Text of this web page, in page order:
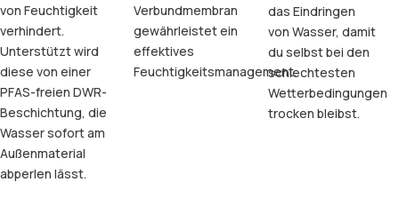
von Feuchtigkeit
verhindert.
Unterstützt wird
diese von einer
PFAS-freien DWR-
Beschichtung, die
Wasser sofort am
Außenmaterial
abperlen lässt.
Verbundmembran
gewährleistet ein
effektives
Feuchtigkeitsmanagement.
das Eindringen
von Wasser, damit
du selbst bei den
schlechtesten
Wetterbedingungen
trocken bleibst.